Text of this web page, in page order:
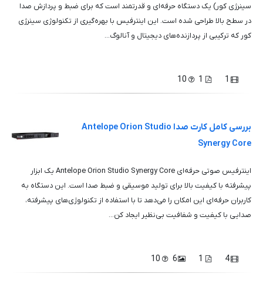
سینرژی کور) یک دستگاه حرفه‌ای و قدرتمند است که برای ضبط و پردازش صدا
در سطح بالا طراحی شده است. این اینترفیس با بهره‌گیری از تکنولوژی سینرژی
کور که ترکیبی از پردازنده‌های دیجیتال و آنالوگ...
1
1
10
بررسی کامل کارت صدا Antelope Orion Studio
Synergy Core
اینترفیس صوتی حرفه‌ای Antelope Orion Studio Synergy Core یک ابزار
پیشرفته با کیفیت بالا برای تولید موسیقی و ضبط صدا است. این دستگاه به
کاربران حرفه‌ای این امکان را می‌دهد تا با استفاده از تکنولوژی‌های پیشرفته،
صدایی با کیفیت و شفافیت بی‌نظیر ایجاد کن...
4
1
6
10